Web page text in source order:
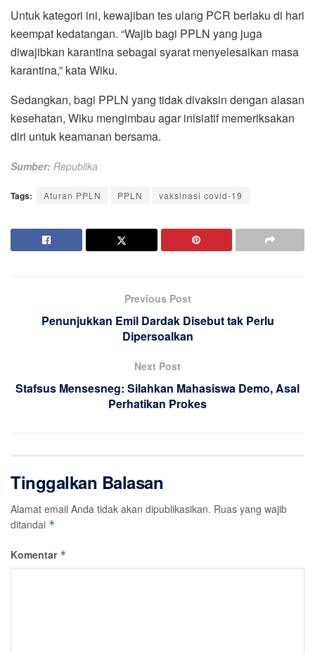
Untuk kategori ini, kewajiban tes ulang PCR berlaku di hari
keempat kedatangan. “Wajib bagi PPLN yang juga
diwajibkan karantina sebagai syarat menyelesaikan masa
karantina,” kata Wiku.
Sedangkan, bagi PPLN yang tidak divaksin dengan alasan
kesehatan, Wiku mengimbau agar inisiatif memeriksakan
diri untuk keamanan bersama.
Sumber: Republika
Tags: Aturan PPLN PPLN vaksinasi covid-19
Previous Post
Penunjukkan Emil Dardak Disebut tak Perlu
Dipersoalkan
Next Post
Stafsus Mensesneg: Silahkan Mahasiswa Demo, Asal
Perhatikan Prokes
Tinggalkan Balasan
Alamat email Anda tidak akan dipublikasikan. Ruas yang wajib
ditandai *
Komentar *